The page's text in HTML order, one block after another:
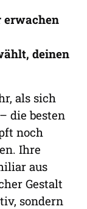
erwachen
deinen
als sich
die besten
noch
Ihre
aus
Gestalt
sondern